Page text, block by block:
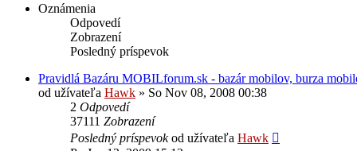
Oznámenia
Odpovedí
Zobrazení
Posledný príspevok
Pravidlá Bazáru MOBILforum.sk - bazár mobilov, burza
od užívateľa Hawk » So Nov 08, 2008 00:38
2 Odpovedí
37111 Zobrazení
Posledný príspevokod užívateľa Hawk